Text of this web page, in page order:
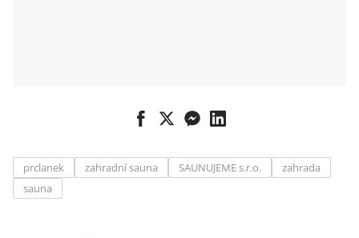
prclanek zahradní sauna SAUNUJEME s.r.o.
zahrada
sauna